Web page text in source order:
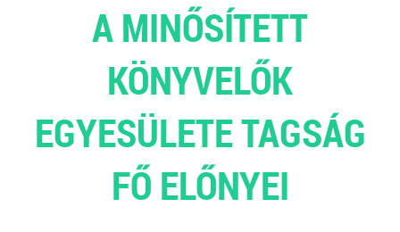
A MINŐSÍTETT
KÖNYVELŐK
EGYESÜLETE TAGSÁG
FŐ ELŐNYEI